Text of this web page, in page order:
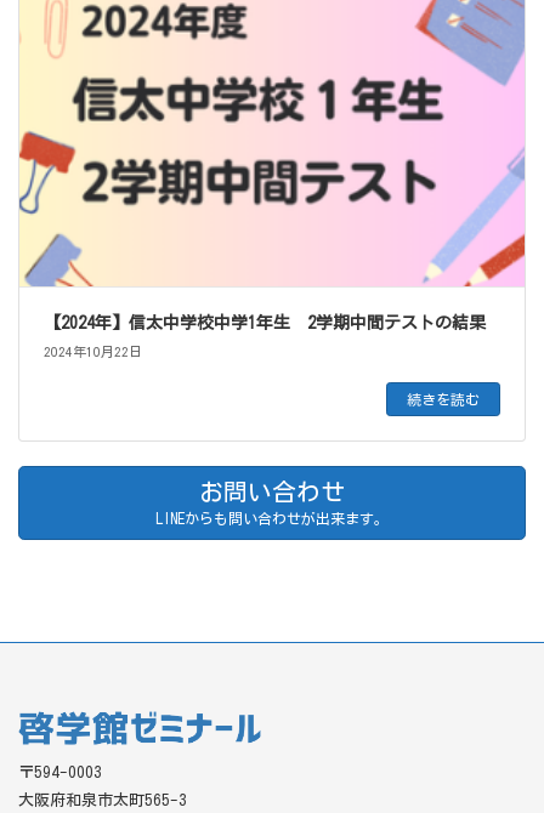
【2024年】信太中学校中学1年生 2学期中間テストの結果
2024年10月22日
続きを読む
お問い合わせ
LINEからも問い合わせが出来ます。
〒594-0003
大阪府和泉市太町565-3